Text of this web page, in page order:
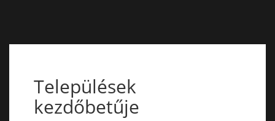
Települések
kezdőbetűje